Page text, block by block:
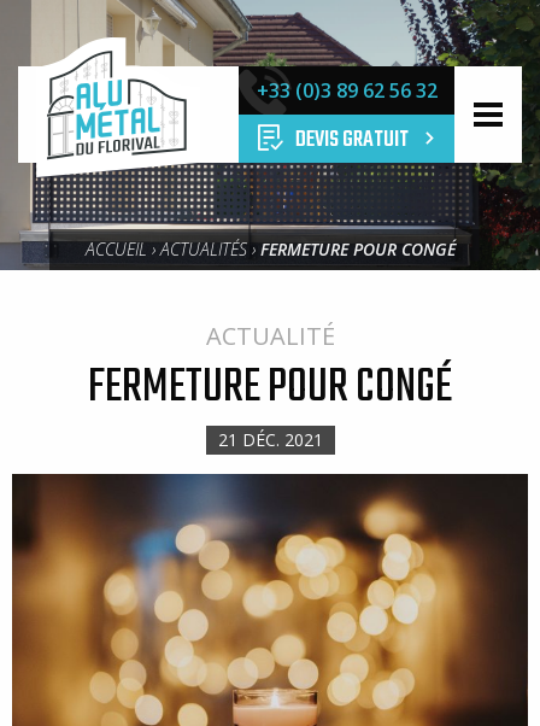
ALU
MÉTAL
DU
FLORIVAL
+33 (0)3 89 62 56 32
DEVIS GRATUIT
ACCUEIL›ACTUALITÉS›FERMETURE POUR CONGÉ
ACTUALITÉ
FERMETURE POUR CONGÉ
21 DÉC. 2021